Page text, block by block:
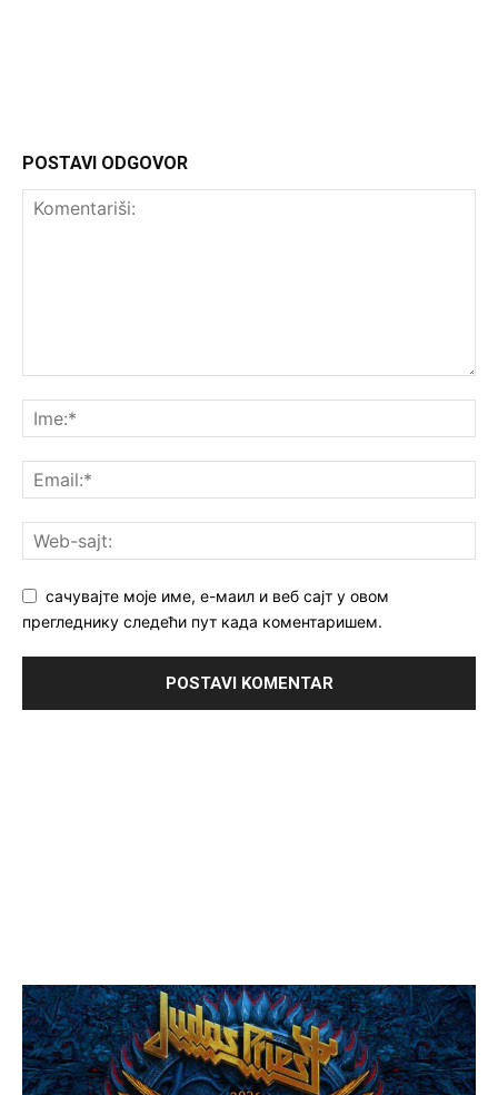
POSTAVI ODGOVOR
сачувајте моје име, е-маил и веб сајт у овом
прегледнику следећи пут када коментаришем.